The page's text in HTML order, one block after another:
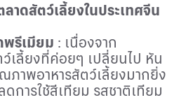
าดสัตว์เลี้ยงในประเทศจีน
พรีเมียม : เนื่องจาก
เลี้ยงที่ค่อยๆ เปลี่ยนไป หัน
ภาพอาหารสัตว์เลี้ยงมากยิ่ง
การใช้สีเทียม รสชาติเทียม